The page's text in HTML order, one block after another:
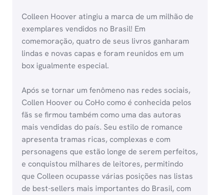
Colleen Hoover atingiu a marca de um milhão de
exemplares vendidos no Brasil! Em
comemoração, quatro de seus livros ganharam
lindas e novas capas e foram reunidos em um
box igualmente especial.
Após se tornar um fenômeno nas redes sociais,
Collen Hoover ou CoHo como é conhecida pelos
fãs se firmou também como uma das autoras
mais vendidas do país. Seu estilo de romance
apresenta tramas ricas, complexas e com
personagens que estão longe de serem perfeitos,
e conquistou milhares de leitores, permitindo
que Colleen ocupasse várias posições nas listas
de best-sellers mais importantes do Brasil, com